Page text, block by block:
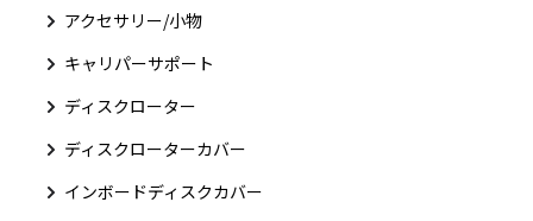
アクセサリー/小物
キャリパーサポート
ディスクローター
ディスクローターカバー
インボードディスクカバー